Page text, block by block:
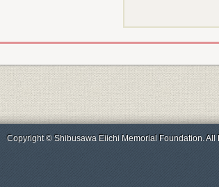
Copyright © Shibusawa Eiichi Memorial Foundation. All